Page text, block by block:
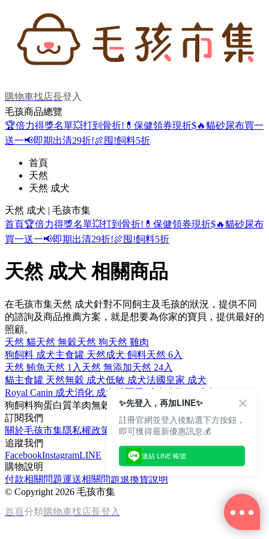
購物車找店長登入
毛孩商品總覽
🏆倍力得獎名單💥打到骨折! 💊保健領券現折$🔥貓砂尿布買一
送一📢即期出清29折!🍖囤!飼料5折
首頁
天然
天然 成犬
天然 成犬 | 毛孩市集
首頁🏆倍力得獎名單💥打到骨折! 💊保健領券現折$🔥貓砂尿布
買一送一📢即期出清29折!🍖囤!飼料5折
天然 成犬 相關商品
在毛孩市集天然 成犬針對不同飼主及毛孩的狀況，提供不同
的諮詢及商品推薦方案，就是想要為你家的寶貝，提供最好的
照顧。
天然 貓天然 無穀天然 狗天然 雞肉
狗飼料 成犬主食罐 天然成犬 飼料天然 6入
天然 鮪魚天然 1入 天然 無添加天然 24入
貓主食罐 天然無穀 成犬低敏 成犬法國皇家 成犬
Royal Canin 成犬消化 成犬
狗飼料狗蛋白質羊肉無穀
訂閱我們
關於毛孩市集隱私權政策
文章
追蹤我們
FacebookInstagramLINE
購物說明
付款相關問題運送相關問題退換貨說明
© Copyright 2026 毛孩市集
首頁分類購物車找店長登入
✨先登入，再加LINE✨
註冊官網並登入後點選下方按鈕，
即可獲得最新優惠訊息💰
連結 LINE 帳號